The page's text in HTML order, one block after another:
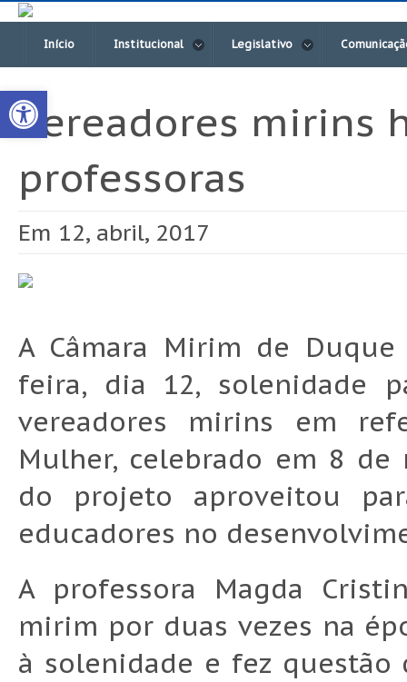
Open toolbar
Início Institucional Legislativo
Vereadores mirins
professoras
Em 12, abril, 2017
A Câmara Mirim de
feira, dia 12, solenidade
vereadores mirins em
Mulher, celebrado em 8 de
do projeto aproveitou
educadores no
A professora Magda
mirim por duas vezes na
à solenidade e fez questão